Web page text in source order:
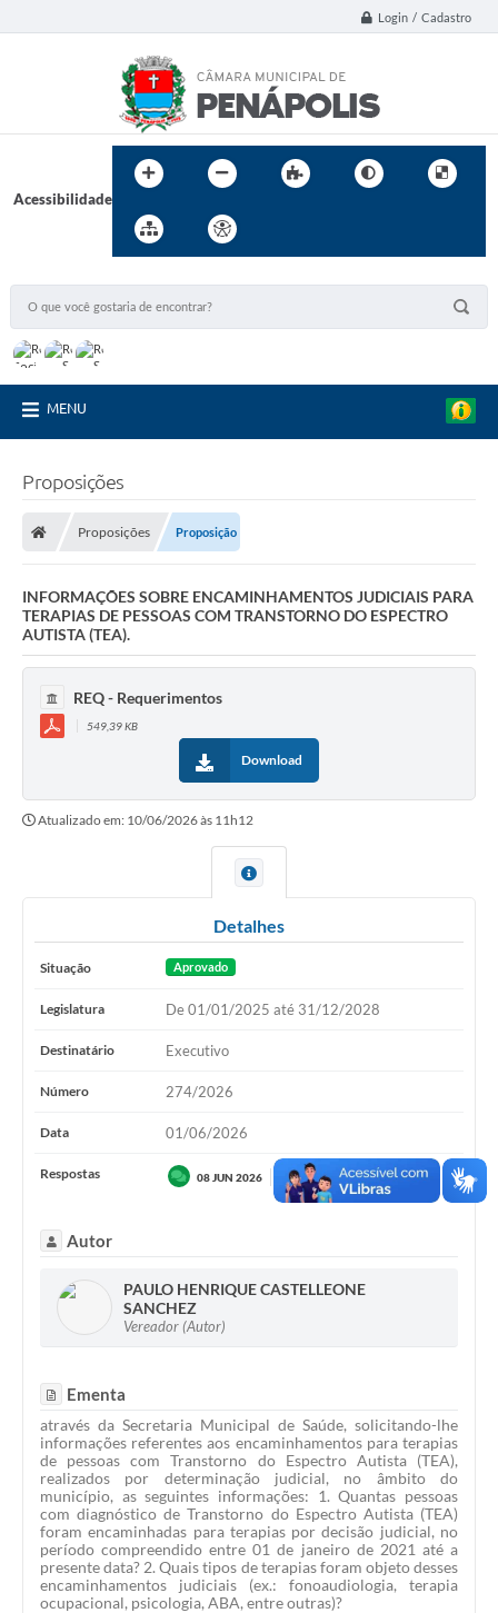
Login / Cadastro
Acessibilidade
MENU
Proposições
Proposições Proposição
INFORMAÇÕES SOBRE ENCAMINHAMENTOS JUDICIAIS PARA
TERAPIAS DE PESSOAS COM TRANSTORNO DO ESPECTRO
AUTISTA (TEA).
REQ - Requerimentos
549,39 KB
Download
Atualizado em: 10/06/2026 às 11h12
Detalhes
Situação Aprovado
Legislatura De 01/01/2025 até 31/12/2028
Destinatário Executivo
Número 274/2026
Data 01/06/2026
Respostas 08 JUN 2026 Secretaria de Saúde
Autor
PAULO HENRIQUE CASTELLEONE
SANCHEZ
Vereador (Autor)
Ementa
através da Secretaria Municipal de Saúde, solicitando-lhe
informações referentes aos encaminhamentos para terapias
de pessoas com Transtorno do Espectro Autista (TEA),
realizados por determinação judicial, no âmbito do
município, as seguintes informações: 1. Quantas pessoas
com diagnóstico de Transtorno do Espectro Autista (TEA)
foram encaminhadas para terapias por decisão judicial, no
período compreendido entre 01 de janeiro de 2021 até a
presente data? 2. Quais tipos de terapias foram objeto desses
encaminhamentos judiciais (ex.: fonoaudiologia, terapia
ocupacional, psicologia, ABA, entre outras)?